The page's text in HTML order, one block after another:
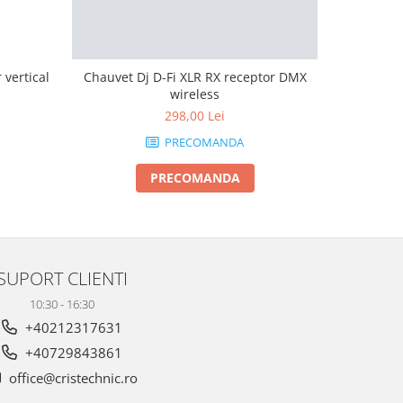
vertical
Chauvet Dj D-Fi XLR RX receptor DMX
wireless
298,00 Lei
PRECOMANDA
PRECOMANDA
CLIENTI
10:30 - 16:30
+40212317631
+40729843861
office@cristechnic.ro